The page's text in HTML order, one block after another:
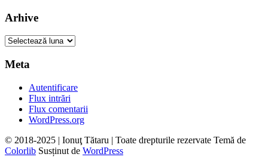
Arhive
Arhive
Meta
Autentificare
Flux intrări
Flux comentarii
WordPress.org
© 2018-2025 | Ionuţ Tătaru | Toate drepturile rezervate Temă de
Colorlib Susținut de WordPress